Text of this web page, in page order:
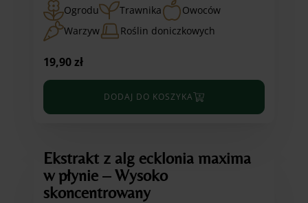
Ogrodu Trawnika
Owoców
Warzyw
Roślin doniczkowych
19,90zł
DODAJ DO KOSZYKA
Ekstrakt z alg ecklonia maxima
w płynie – Wysoko
skoncentrowany